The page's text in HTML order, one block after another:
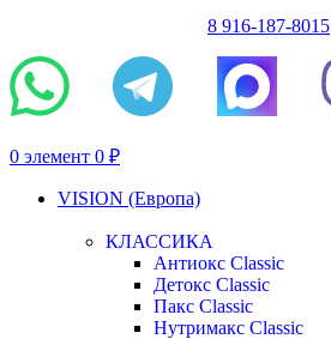
8 916-187-8015
0 элемент 0 ₽
VISION (Европа)
КЛАССИКА
Антиокс Classic
Детокс Classic
Пакс Classic
Нутримакс Classic